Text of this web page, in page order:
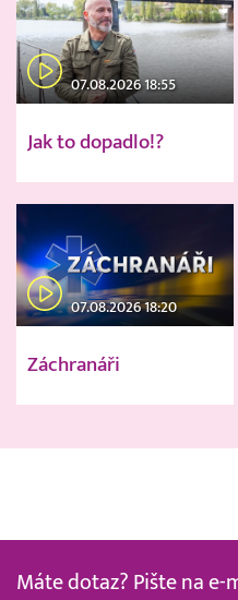
07.08.2026 18:55
Jak to dopadlo!?
07.08.2026 18:20
Záchranáři
Máte dotaz? Pište na e-